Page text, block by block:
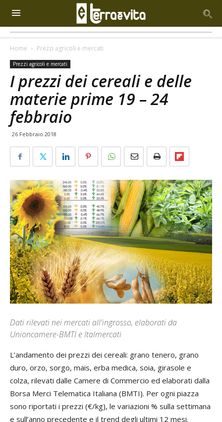
Home Prezzi agricoli e mercati
Prezzi agricoli e mercati
I prezzi dei cereali e delle
materie prime 19 – 24
febbraio
26 Febbraio 2018
Dati rilevati nei mercati all'ingrosso, elaborati da
Unioncamere-BMTI e Italmercati
L’andamento dei prezzi dei cereali: grano tenero, grano
duro, orzo, sorgo, mais, erba medica, soia, girasole e
colza, rilevati dalle Camere di Commercio ed elaborati dalla
Borsa Merci Telematica Italiana (BMTI). Per ogni piazza
sono riportati i prezzi (€/kg), le variazioni % sulla settimana
e sull’anno precedente e il trend degli ultimi 12 mesi.